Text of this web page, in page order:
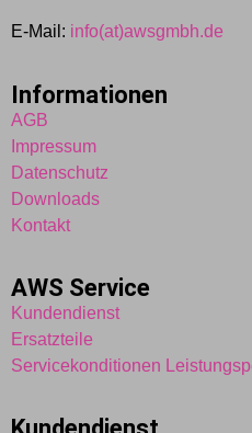
E-Mail: info(at)awsgmbh.de
Informationen
AGB
Impressum
Datenschutz
Downloads
Kontakt
AWS Service
Kundendienst
Ersatzteile
Servicekonditionen